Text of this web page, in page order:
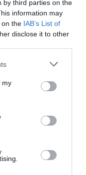
by third parties on the
information may
on the IAB’s List of
disclose it to other
my